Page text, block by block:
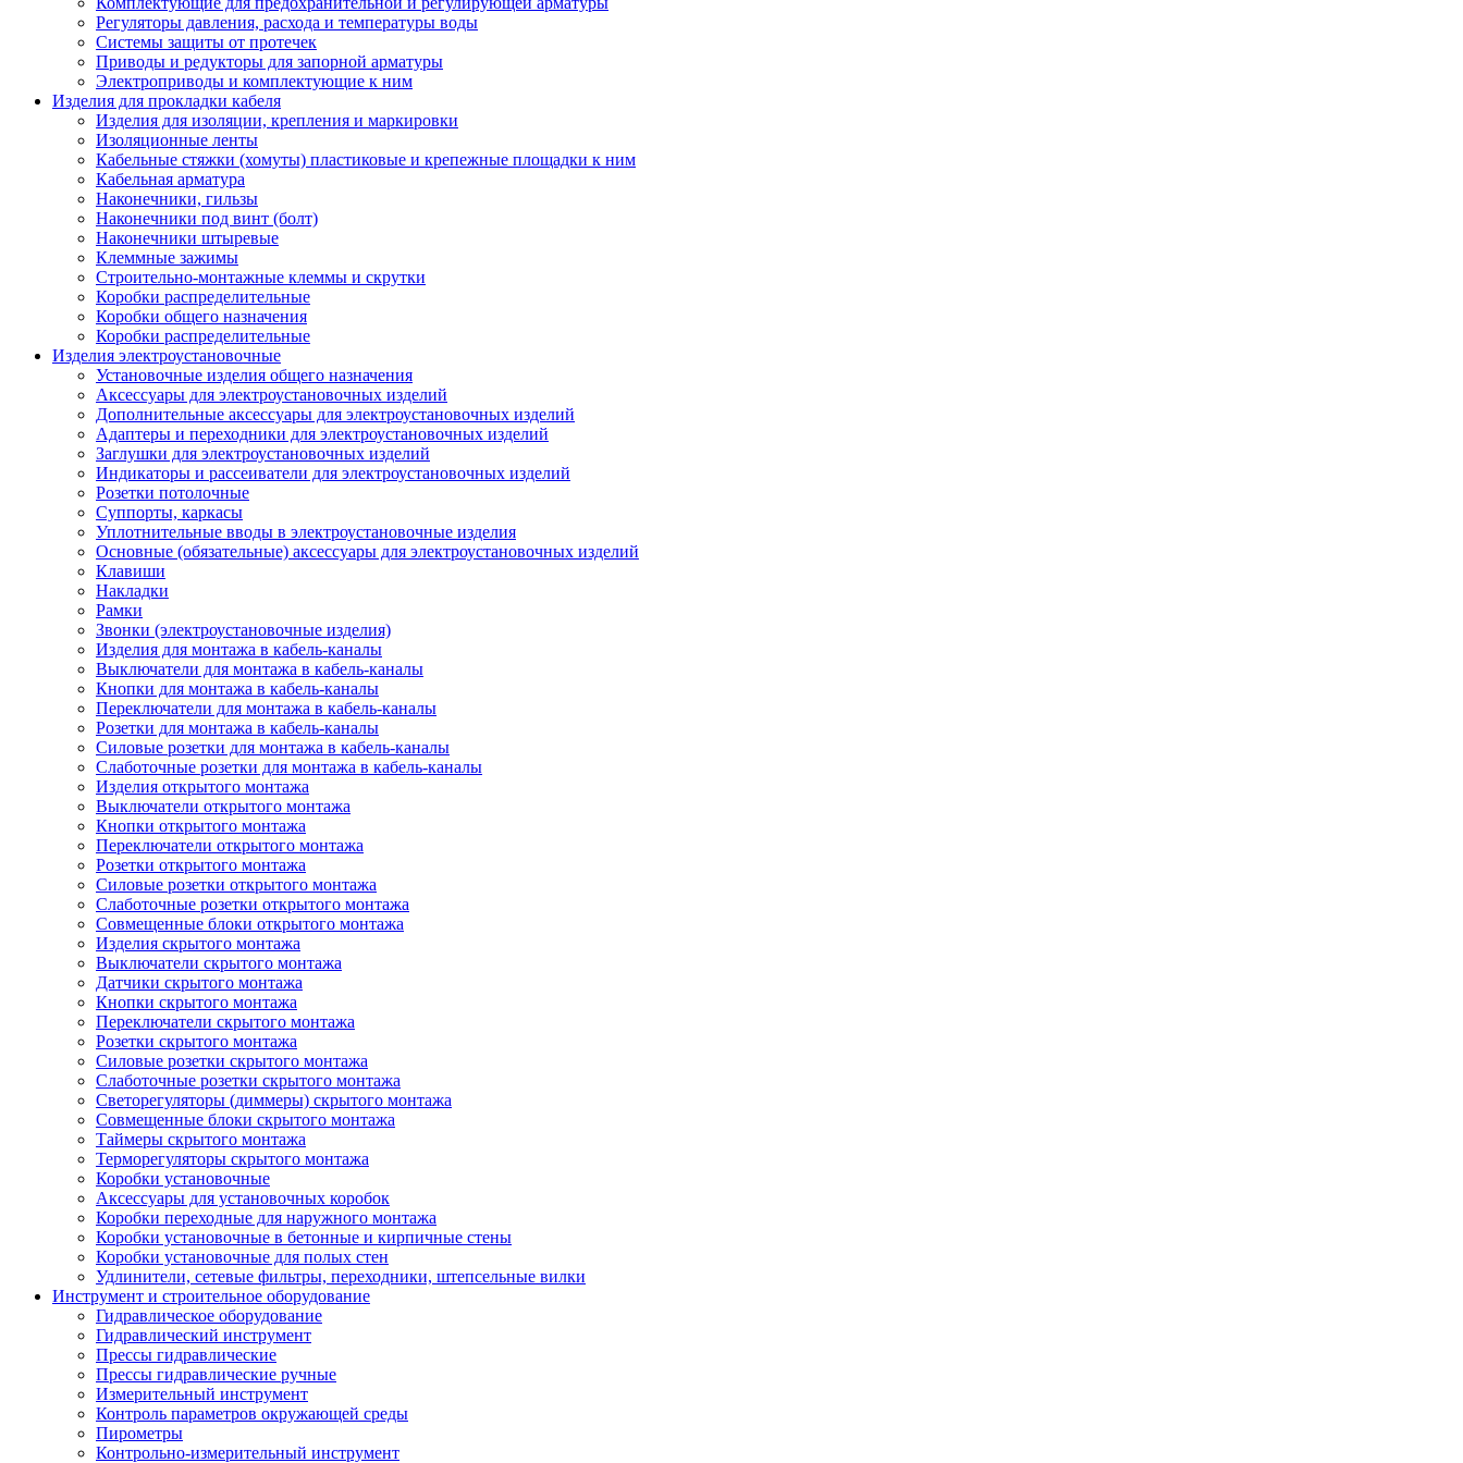
Регуляторы давления, расхода и температуры воды
Системы защиты от протечек
Приводы и редукторы для запорной арматуры
Электроприводы и комплектующие к ним
Изделия для прокладки кабеля
Изделия для изоляции, крепления и маркировки
Изоляционные ленты
Кабельные стяжки (хомуты) пластиковые и крепежные площадки к ним
Кабельная арматура
Наконечники, гильзы
Наконечники под винт (болт)
Наконечники штыревые
Клеммные зажимы
Строительно-монтажные клеммы и скрутки
Коробки распределительные
Коробки общего назначения
Коробки распределительные
Изделия электроустановочные
Установочные изделия общего назначения
Аксессуары для электроустановочных изделий
Дополнительные аксессуары для электроустановочных изделий
Адаптеры и переходники для электроустановочных изделий
Заглушки для электроустановочных изделий
Индикаторы и рассеиватели для электроустановочных изделий
Розетки потолочные
Суппорты, каркасы
Уплотнительные вводы в электроустановочные изделия
Основные (обязательные) аксессуары для электроустановочных изделий
Клавиши
Накладки
Рамки
Звонки (электроустановочные изделия)
Изделия для монтажа в кабель-каналы
Выключатели для монтажа в кабель-каналы
Кнопки для монтажа в кабель-каналы
Переключатели для монтажа в кабель-каналы
Розетки для монтажа в кабель-каналы
Силовые розетки для монтажа в кабель-каналы
Слаботочные розетки для монтажа в кабель-каналы
Изделия открытого монтажа
Выключатели открытого монтажа
Кнопки открытого монтажа
Переключатели открытого монтажа
Розетки открытого монтажа
Силовые розетки открытого монтажа
Слаботочные розетки открытого монтажа
Совмещенные блоки открытого монтажа
Изделия скрытого монтажа
Выключатели скрытого монтажа
Датчики скрытого монтажа
Кнопки скрытого монтажа
Переключатели скрытого монтажа
Розетки скрытого монтажа
Силовые розетки скрытого монтажа
Слаботочные розетки скрытого монтажа
Светорегуляторы (диммеры) скрытого монтажа
Совмещенные блоки скрытого монтажа
Таймеры скрытого монтажа
Терморегуляторы скрытого монтажа
Коробки установочные
Аксессуары для установочных коробок
Коробки переходные для наружного монтажа
Коробки установочные в бетонные и кирпичные стены
Коробки установочные для полых стен
Удлинители, сетевые фильтры, переходники, штепсельные вилки
Инструмент и строительное оборудование
Гидравлическое оборудование
Гидравлический инструмент
Прессы гидравлические
Прессы гидравлические ручные
Измерительный инструмент
Контроль параметров окружающей среды
Пирометры
Контрольно-измерительный инструмент